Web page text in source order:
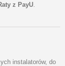
z PayU.
instalatorów, do